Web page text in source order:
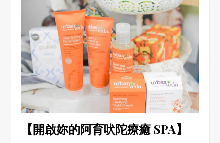
【開啟妳的阿育吠陀療癒 SPA】